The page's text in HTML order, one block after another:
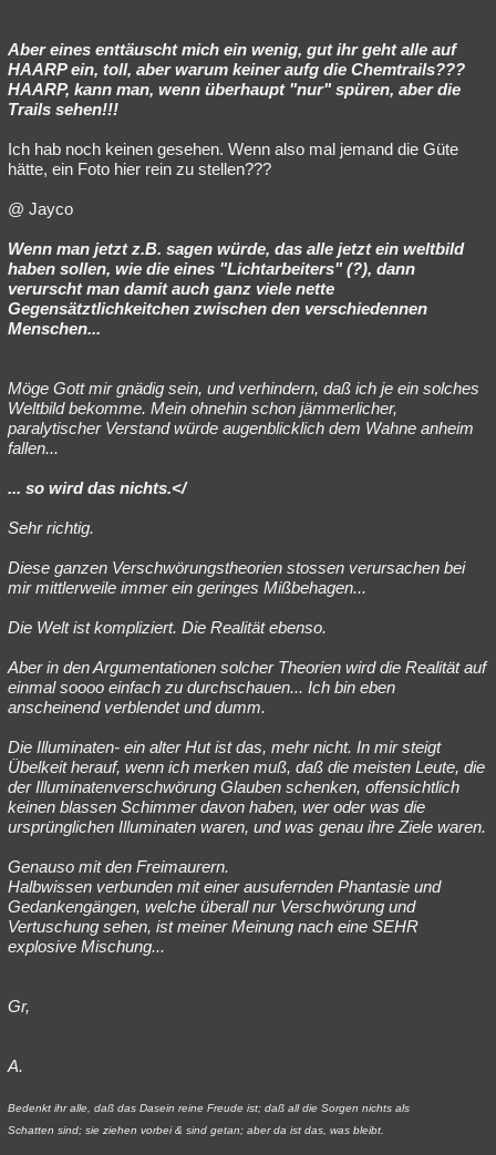
Aber eines enttäuscht mich ein wenig, gut ihr geht alle auf
HAARP ein, toll, aber warum keiner aufg die Chemtrails???
HAARP, kann man, wenn überhaupt "nur" spüren, aber die
Trails sehen!!!
Ich hab noch keinen gesehen. Wenn also mal jemand die Güte
hätte, ein Foto hier rein zu stellen???
@ Jayco
Wenn man jetzt z.B. sagen würde, das alle jetzt ein weltbild
haben sollen, wie die eines "Lichtarbeiters" (?), dann
verurscht man damit auch ganz viele nette
Gegensätztlichkeitchen zwischen den verschiedennen
Menschen...
Möge Gott mir gnädig sein, und verhindern, daß ich je ein solches
Weltbild bekomme. Mein ohnehin schon jämmerlicher,
paralytischer Verstand würde augenblicklich dem Wahne anheim
fallen...
... so wird das nichts.</
Sehr richtig.
Diese ganzen Verschwörungstheorien stossen verursachen bei
mir mittlerweile immer ein geringes Mißbehagen...
Die Welt ist kompliziert. Die Realität ebenso.
Aber in den Argumentationen solcher Theorien wird die Realität auf
einmal soooo einfach zu durchschauen... Ich bin eben
anscheinend verblendet und dumm.
Die Illuminaten- ein alter Hut ist das, mehr nicht. In mir steigt
Übelkeit herauf, wenn ich merken muß, daß die meisten Leute, die
der Illuminatenverschwörung Glauben schenken, offensichtlich
keinen blassen Schimmer davon haben, wer oder was die
ursprünglichen Illuminaten waren, und was genau ihre Ziele waren.
Genauso mit den Freimaurern.
Halbwissen verbunden mit einer ausufernden Phantasie und
Gedankengängen, welche überall nur Verschwörung und
Vertuschung sehen, ist meiner Meinung nach eine SEHR
explosive Mischung...
Gr,
A.
Bedenkt ihr alle, daß das Dasein reine Freude ist; daß all die Sorgen nichts als
Schatten sind; sie ziehen vorbei & sind getan; aber da ist das, was bleibt.